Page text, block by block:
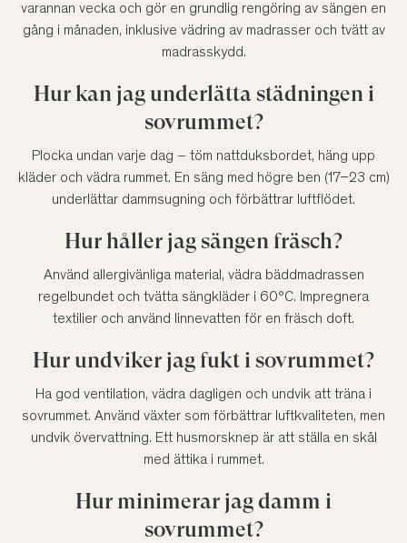
varannan vecka och gör en grundlig rengöring av sängen en
gång i månaden, inklusive vädring av madrasser och tvätt av
madrasskydd.
Hur kan jag underlätta städningen i
sovrummet?
Plocka undan varje dag – töm nattduksbordet, häng upp
kläder och vädra rummet. En säng med högre ben (17–23 cm)
underlättar dammsugning och förbättrar luftflödet.
Hur håller jag sängen fräsch?
Använd allergivänliga material, vädra bäddmadrassen
regelbundet och tvätta sängkläder i 60°C. Impregnera
textilier och använd linnevatten för en fräsch doft.
Hur undviker jag fukt i sovrummet?
Ha god ventilation, vädra dagligen och undvik att träna i
sovrummet. Använd växter som förbättrar luftkvaliteten, men
undvik övervattning. Ett husmorsknep är att ställa en skål
med ättika i rummet.
Hur minimerar jag damm i
sovrummet?